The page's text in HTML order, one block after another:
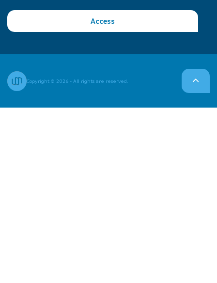
Access
Copyright © 2026 - All rights are reserved.